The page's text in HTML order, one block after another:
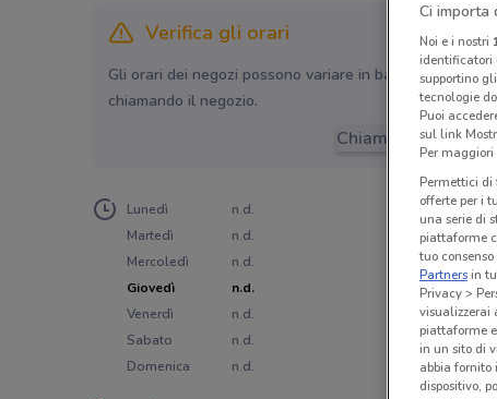
Verifica gli orari
Gli orari dei negozi possono variare in base agli ultimi
chiamando il negozio.
Chiama il negozio
Lunedì
n.d.
Martedì
n.d.
Mercoledì
n.d.
Giovedì
n.d.
Venerdì
n.d.
Sabato
n.d.
Domenica
n.d.
Ci importa
Noi e i nostri
identificatori
supportino
tecnologie
Puoi
sul link
Per
Permettici di
offerte per i
una serie di
piattaforme
tuo
Partnersin
Privacy >
visualizzerai
piattaforme
in un sito di
abbia
dispositivo,